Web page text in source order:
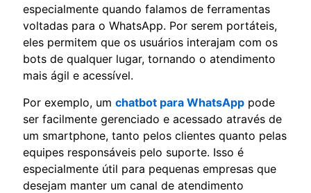
especialmente quando falamos de ferramentas
voltadas para o WhatsApp. Por serem portáteis,
eles permitem que os usuários interajam com os
bots de qualquer lugar, tornando o atendimento
mais ágil e acessível.
Por exemplo, um chatbot para WhatsApp pode
ser facilmente gerenciado e acessado através de
um smartphone, tanto pelos clientes quanto pelas
equipes responsáveis pelo suporte. Isso é
especialmente útil para pequenas empresas que
desejam manter um canal de atendimento